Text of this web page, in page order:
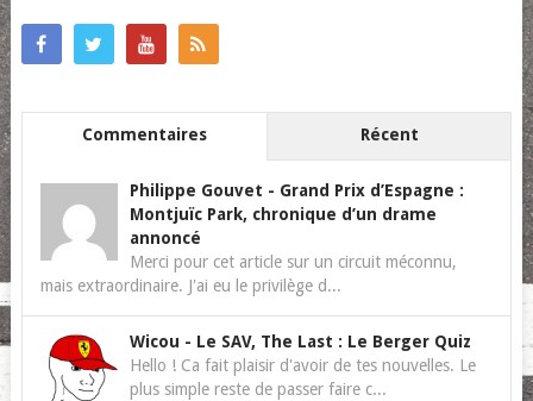
Commentaires Récent
Philippe Gouvet - Grand Prix d’Espagne :
Montjuïc Park, chronique d’un drame
annoncé
Merci pour cet article sur un circuit méconnu,
mais extraordinaire. J'ai eu le privilège d...
Wicou - Le SAV, The Last : Le Berger Quiz
Hello ! Ca fait plaisir d'avoir de tes nouvelles. Le
plus simple reste de passer faire c...